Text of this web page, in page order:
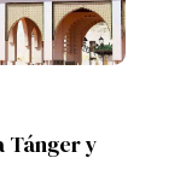
Tánger y